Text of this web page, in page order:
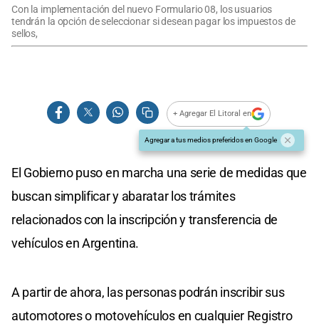
Con la implementación del nuevo Formulario 08, los usuarios
tendrán la opción de seleccionar si desean pagar los impuestos de
sellos,
+ Agregar El Litoral en
Agregar a tus medios preferidos en Google
El Gobierno puso en marcha una serie de medidas que
buscan simplificar y abaratar los trámites
relacionados con la inscripción y transferencia de
vehículos en Argentina.
A partir de ahora, las personas podrán inscribir sus
automotores o motovehículos en cualquier Registro